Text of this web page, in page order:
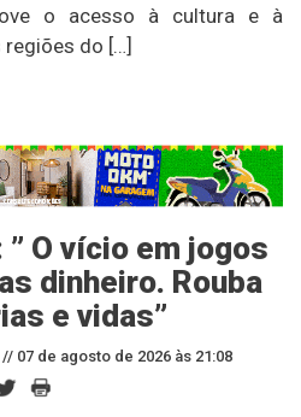
o acesso à cultura e à
do […]
O vício em jogos
dinheiro. Rouba
e vidas”
// 07 de agosto de 2026 às 21:08